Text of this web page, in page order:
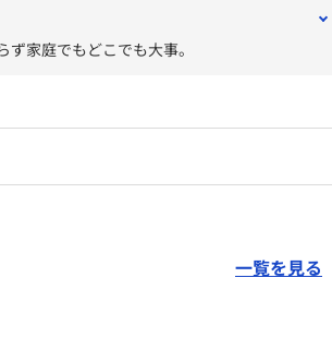
家庭でもどこでも大事。
一覧を見る